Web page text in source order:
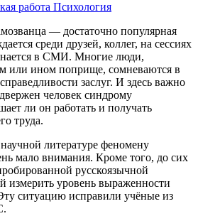
работа Психология
— достаточно популярная
среди друзей, коллег, на сессиях
в СМИ. Многие люди,
или ином поприще, сомневаются в
заслуг. И здесь важно
человек синдрому
ли он работать и получать
труда.
литературе феномену
мало внимания. Кроме того, до сих
русскоязычной
измерить уровень выраженности
ситуацию исправили учёные из